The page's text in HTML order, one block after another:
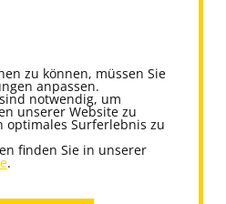
zu können, müssen Sie
anpassen.
notwendig, um
unserer Website zu
optimales Surferlebnis zu
finden Sie in unserer
.